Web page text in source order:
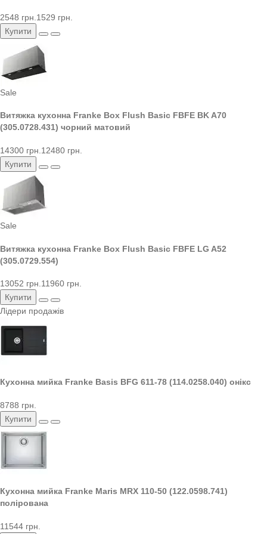
2548 грн. 1529 грн.
Купити
Sale
Витяжка кухонна Franke Box Flush Basic FBFE BK A70
(305.0728.431) чорний матовий
14300 грн. 12480 грн.
Купити
Sale
Витяжка кухонна Franke Box Flush Basic FBFE LG A52
(305.0729.554)
13052 грн.11960 грн.
Купити
Лідери продажів
Кухонна мийка Franke Basis BFG 611-78 (114.0258.040) онікс
8788 грн.
Купити
Кухонна мийка Franke Maris MRX 110-50 (122.0598.741)
полірована
11544 грн.